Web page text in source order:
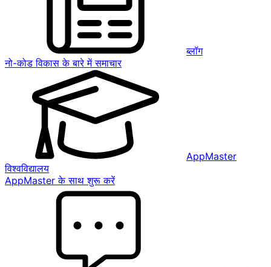
ब्लॉग
नो-कोड विकास के बारे में समाचार
AppMaster
विश्वविद्यालय
AppMaster के साथ शुरू करें